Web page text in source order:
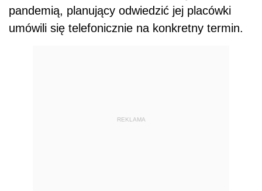
pandemią, planujący odwiedzić jej placówki
umówili się telefonicznie na konkretny termin.
REKLAMA